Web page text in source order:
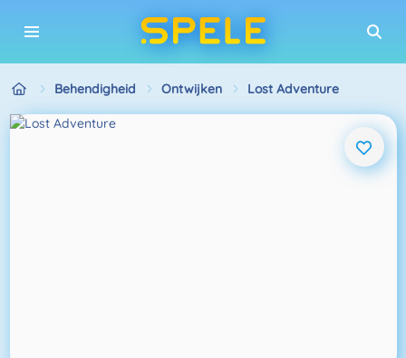
Behendigheid Ontwijken Lost Adventure